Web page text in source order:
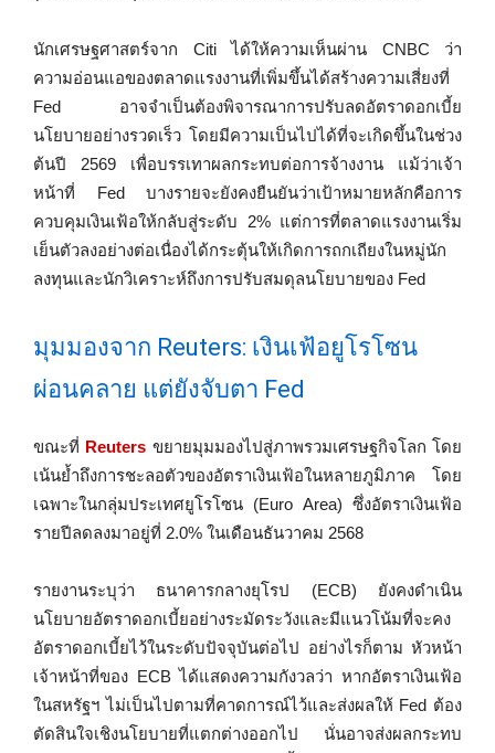
นักเศรษฐศาสตร์จาก Citi ได้ให้ความเห็นผ่าน CNBC ว่า
ความอ่อนแอของตลาดแรงงานที่เพิ่มขึ้นได้สร้างความเสี่ยงที่
Fed อาจจำเป็นต้องพิจารณาการปรับลดอัตราดอกเบี้ย
นโยบายอย่างรวดเร็ว โดยมีความเป็นไปได้ที่จะเกิดขึ้นในช่วง
ต้นปี 2569 เพื่อบรรเทาผลกระทบต่อการจ้างงาน แม้ว่าเจ้า
หน้าที่ Fed บางรายจะยังคงยืนยันว่าเป้าหมายหลักคือการ
ควบคุมเงินเฟ้อให้กลับสู่ระดับ 2% แต่การที่ตลาดแรงงานเริ่ม
เย็นตัวลงอย่างต่อเนื่องได้กระตุ้นให้เกิดการถกเถียงในหมู่นัก
ลงทุนและนักวิเคราะห์ถึงการปรับสมดุลนโยบายของ Fed
มุมมองจาก Reuters: เงินเฟ้อยูโรโซน
ผ่อนคลาย แต่ยังจับตา Fed
ขณะที่ Reuters ขยายมุมมองไปสู่ภาพรวมเศรษฐกิจโลก โดย
เน้นย้ำถึงการชะลอตัวของอัตราเงินเฟ้อในหลายภูมิภาค โดย
เฉพาะในกลุ่มประเทศยูโรโซน (Euro Area) ซึ่งอัตราเงินเฟ้อ
รายปีลดลงมาอยู่ที่ 2.0% ในเดือนธันวาคม 2568
รายงานระบุว่า ธนาคารกลางยุโรป (ECB) ยังคงดำเนิน
นโยบายอัตราดอกเบี้ยอย่างระมัดระวังและมีแนวโน้มที่จะคง
อัตราดอกเบี้ยไว้ในระดับปัจจุบันต่อไป อย่างไรก็ตาม หัวหน้า
เจ้าหน้าที่ของ ECB ได้แสดงความกังวลว่า หากอัตราเงินเฟ้อ
ในสหรัฐฯ ไม่เป็นไปตามที่คาดการณ์ไว้และส่งผลให้ Fed ต้อง
ตัดสินใจเชิงนโยบายที่แตกต่างออกไป นั่นอาจส่งผลกระทบ